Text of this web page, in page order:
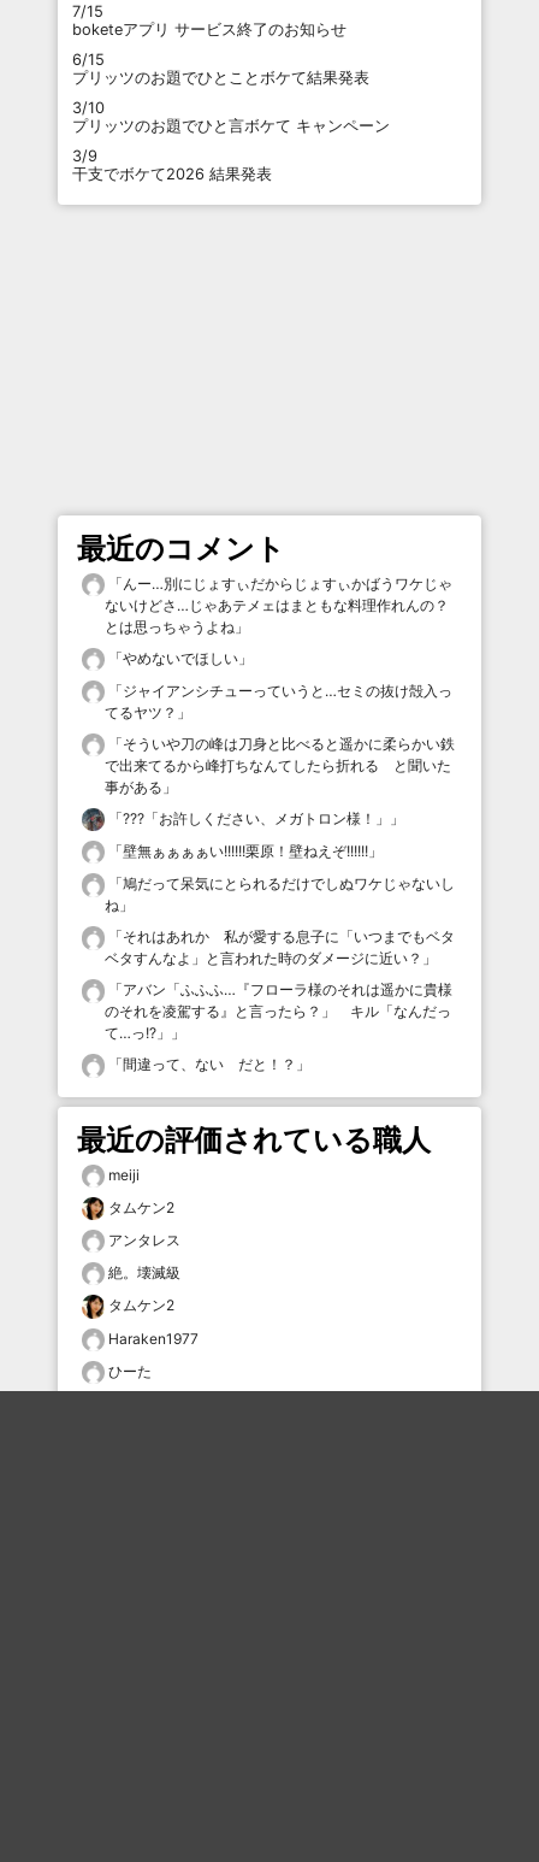
7/15
boketeアプリ サービス終了のお知らせ
6/15
プリッツのお題でひとことボケて結果発表
3/10
プリッツのお題でひと言ボケて キャンペーン
3/9
干支でボケて2026 結果発表
最近のコメント
「 んー…別にじょすぃだからじょすぃかばうワケじゃ
ないけどさ…じゃあテメェはまともな料理作れんの？
とは思っちゃうよね 」
「やめないでほしい 」
「ジャイアンシチューっていうと…セミの抜け殻入っ
てるヤツ？ 」
「そういや刀の峰は刀身と比べると遥かに柔らかい鉄
で出来てるから峰打ちなんてしたら折れる と聞いた
事がある 」
「???「お許しください、メガトロン様！」
」
「壁無ぁぁぁぁい!!!!!!栗原！壁ねえぞ!!!!!! 」
「鳩だって呆気にとられるだけでしぬワケじゃないし
ね 」
「それはあれか 私が愛する息子に「いつまでもベタ
ベタすんなよ」と言われた時のダメージに近い？ 」
「アバン「ふふふ…『フローラ様のそれは遥かに貴様
のそれを凌駕する』と言ったら？」 キル「なんだっ
て…っ!?」
」
「間違って、ない だと！？ 」
最近の評価されている職人
meiji
タムケン2
アンタレス
絶。壊滅級
タムケン2
Haraken1977
ひーた